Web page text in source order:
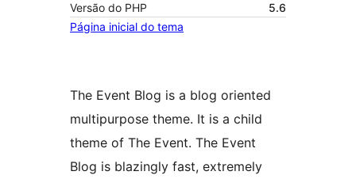
Versão do PHP
5.6
Página inicial do tema
The Event Blog is a blog oriented
multipurpose theme. It is a child
theme of The Event. The Event
Blog is blazingly fast, extremely